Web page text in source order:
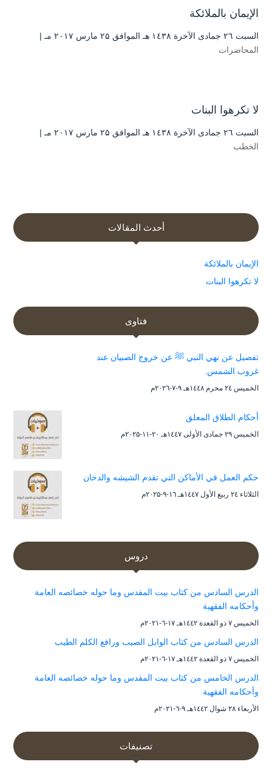
الإيمان بالملائكة
السبت ۲٦ جمادى الآخرة ۱٤۳۸ هـ الموافق ۲۵ مارس ۲۰۱۷ مـ |
المحاضرات
لا تكرهوا البنات
السبت ۲٦ جمادى الآخرة ۱٤۳۸ هـ الموافق ۲۵ مارس ۲۰۱۷ مـ |
الخطب
أحدث المقالات
الإيمان بالملائكة
لا تكرهوا البنات
فتاوى
تفصيل عن نهي النبي ﷺ عن خروج الصبيان عند
غروب الشمس.
الخميس ۲٤ محرم ۱٤٤۸هـ ۹-۷-۲۰۲٦م
أحكام الطلاق المعلق
الخميس ۲۹ جمادى الأولى ۱٤٤۷هـ ۲۰-۱۱-۲۰۲۵م
حكم العمل في الأماكن التي تقدم الشيشه والدخان
الثلاثاء ۲٤ ربيع الأول ۱٤٤۷هـ ۱٦-۹-۲۰۲۵م
دروس
الدرس السادس من كتاب بيت المقدس وما حوله خصائصه العامة
وأحكامه الفقهية
الخميس ۷ ذو القعدة ۱٤٤۲هـ ۱۷-٦-۲۰۲۱م
الدرس السادس من كتاب الوابل الصيب ورافع الكلم الطيب
الخميس ۷ ذو القعدة ۱٤٤۲هـ ۱۷-٦-۲۰۲۱م
الدرس الخامس من كتاب بيت المقدس وما حوله خصائصه العامة
وأحكامه الفقهية
الأربعاء ۲۸ شوال ۱٤٤۲هـ ۹-٦-۲۰۲۱م
تصنيفات